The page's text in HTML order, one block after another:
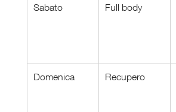
Sabato Full body
Domenica Recupero